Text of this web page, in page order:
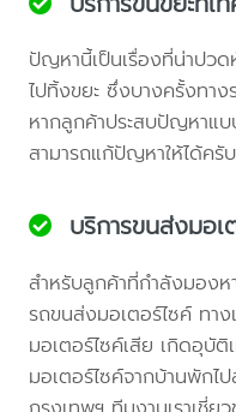
ปัญหานี้เป็นเรื่องที่น่าปว
ไปทิ้งขยะ ซึ่งบางครั้งทาง
หากลูกค้าประสบปัญหาแบ
สามารถแก้ปัญหาให้ได้ครั
บริการขนส่งมอเ
สำหรับลูกค้าที่กำลังมอง
รถขนส่งมอเตอร์ไซค์ ทาง
มอเตอร์ไซค์เสีย เกิดอุบั
มอเตอร์ไซค์จากบ้านพัก